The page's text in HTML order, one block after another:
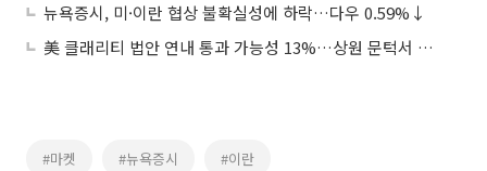
뉴욕증시, 미·이란 협상 불확실성에 하락…다우 0.59%↓
美 클래리티 법안 연내 통과 가능성 13%…상원 문턱서 제동
#마켓 #뉴욕증시 #이란